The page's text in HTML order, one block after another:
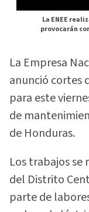
La ENEE
provocarán
La Empresa
anunció cortes
para este
de
de Honduras.
Los trabajos
del Distrito
parte de